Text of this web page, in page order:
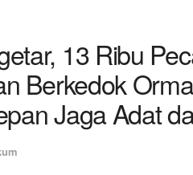
13 Ribu
Berkedok
Jaga Adat